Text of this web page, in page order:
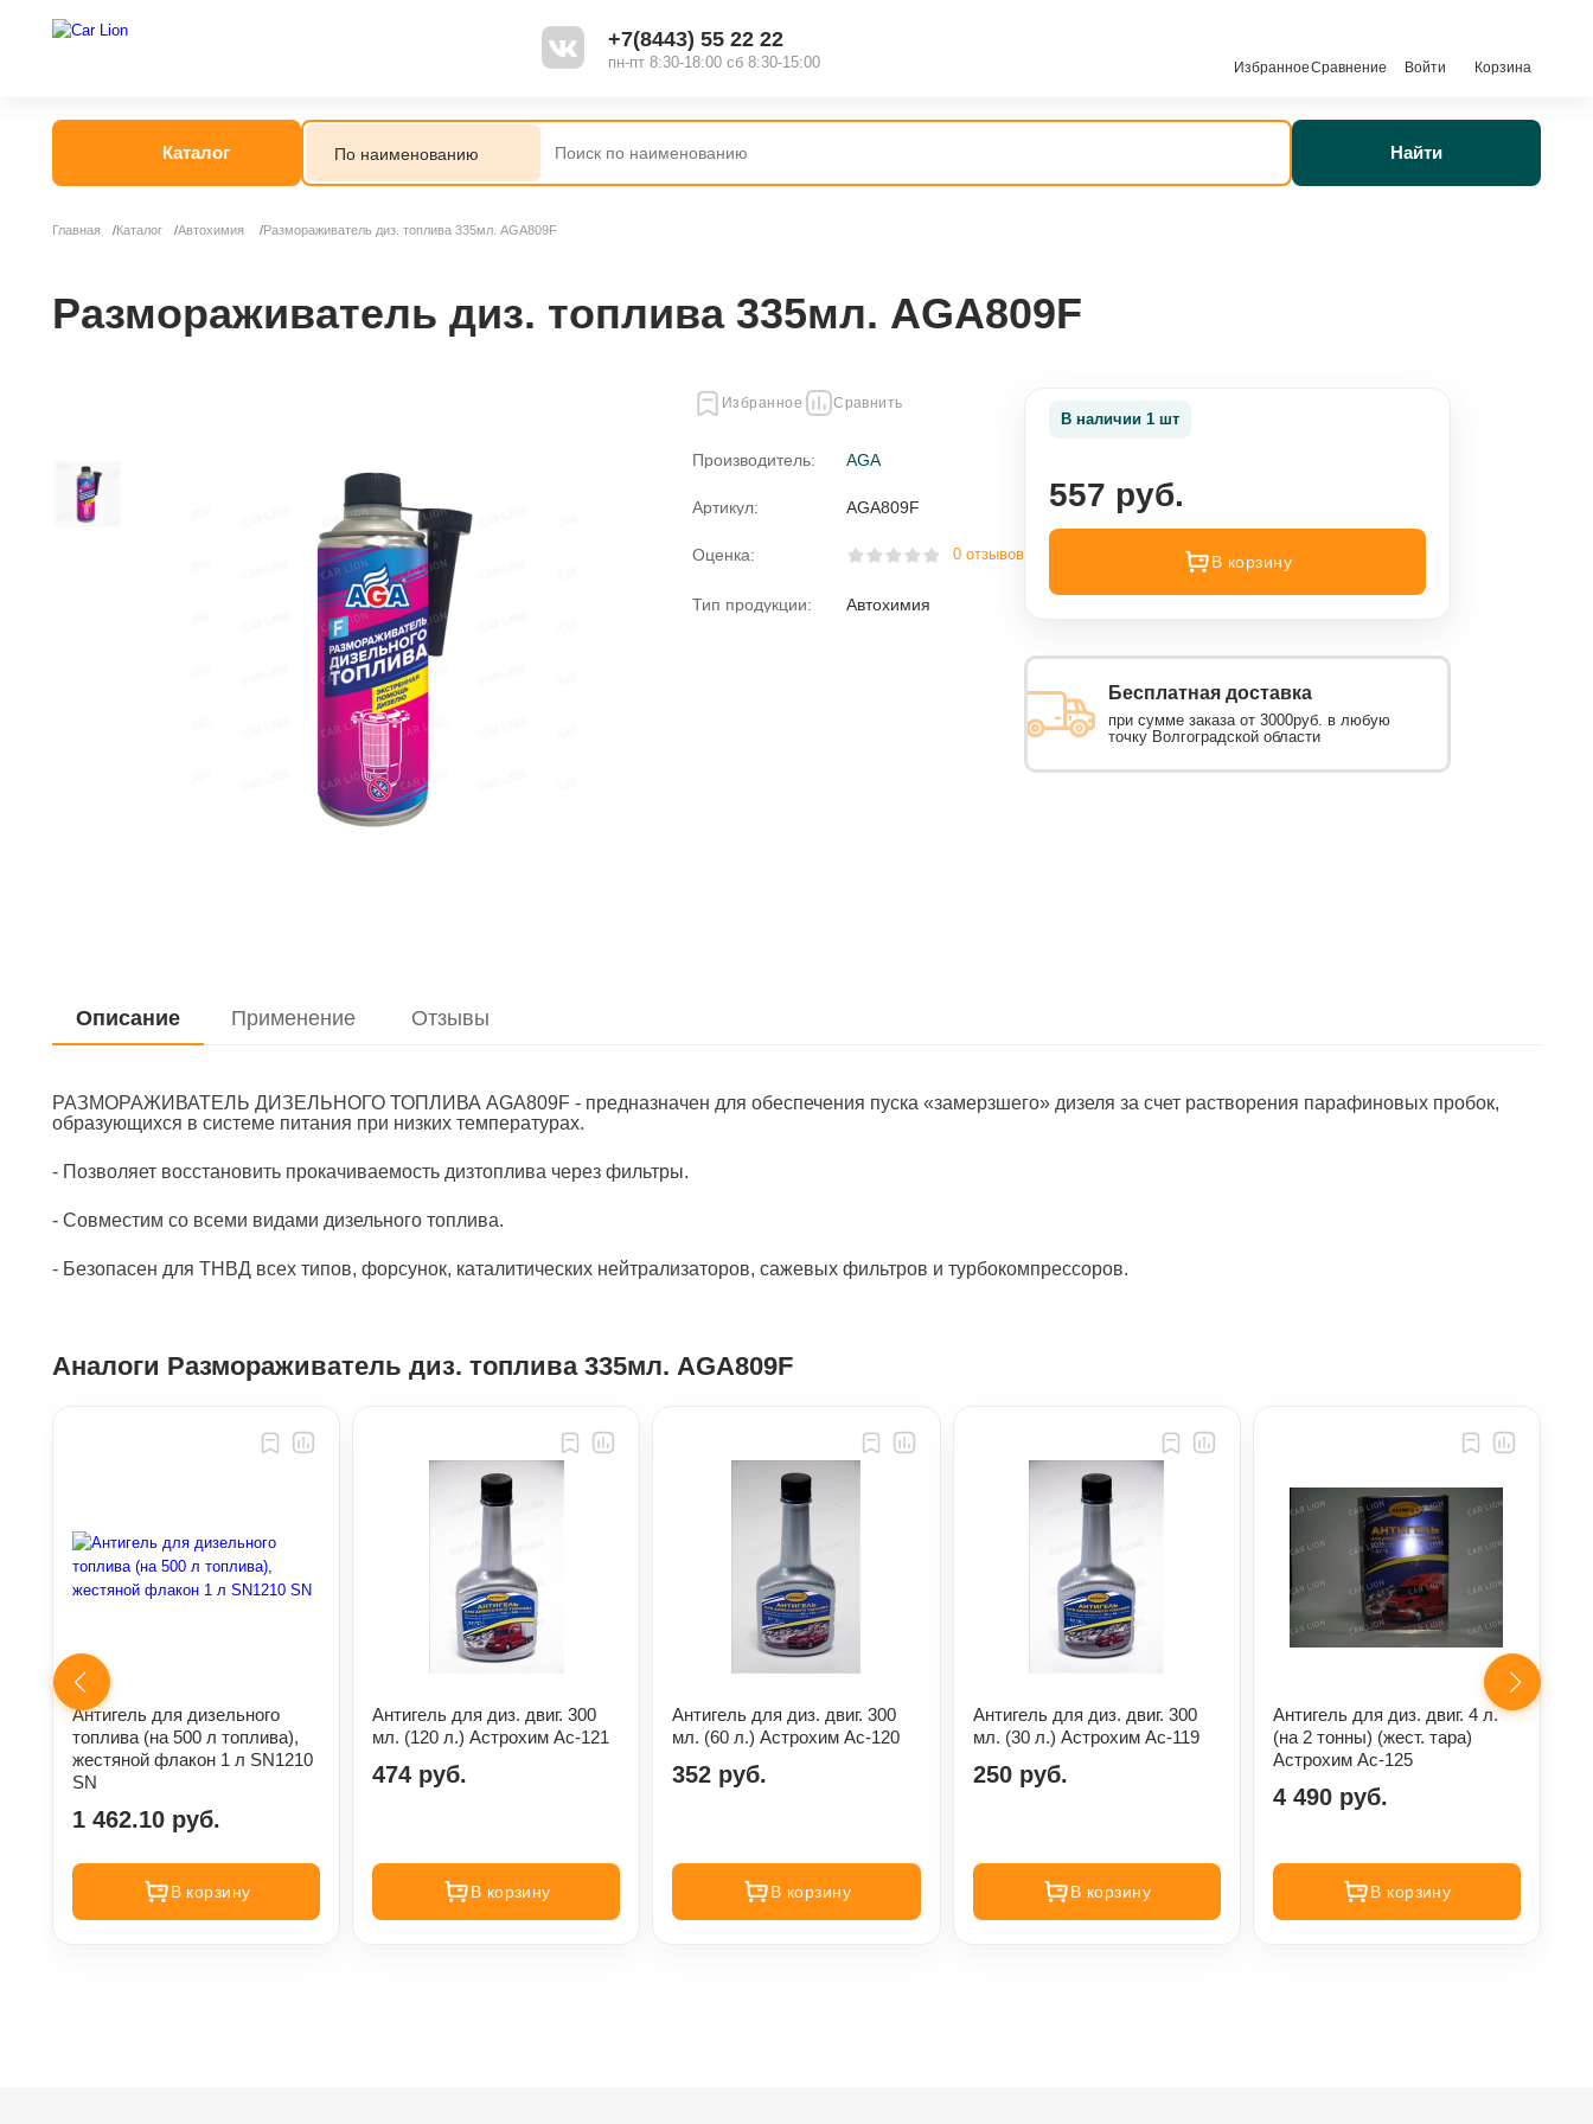
+7(8443) 55 22 22
пн-пт 8:30-18:00 сб 8:30-15:00 ИзбранноеСравнение Войти Корзина
Каталог
Бытовая химия
Дистиллированная вода
Жидкость для розжига
Очистители
Керосин
Закрепитель резьбы
Полироль
Присадки
Смазки
Промывки
Найти
Главная Каталог Автохимия Размораживатель диз. топлива 335мл. AGA809F
Размораживатель диз. топлива 335мл. AGA809F
Избранное Сравнить
Производитель: AGA
Артикул: AGA809F
Оценка: 0 отзывов
Тип продукции: Автохимия
В наличии 1 шт
557 руб.
В корзину
Бесплатная доставка
при сумме заказа от 3000руб. в любую
точку Волгоградской области
Описание Применение Отзывы
РАЗМОРАЖИВАТЕЛЬ ДИЗЕЛЬНОГО ТОПЛИВА AGA809F - предназначен для обеспечения пуска «замерзшего» дизеля за счет растворения парафиновых пробок,
образующихся в системе питания при низких температурах.
- Позволяет восстановить прокачиваемость дизтоплива через фильтры.
- Совместим со всеми видами дизельного топлива.
- Безопасен для ТНВД всех типов, форсунок, каталитических нейтрализаторов, сажевых фильтров и турбокомпрессоров.
Аналоги Размораживатель диз. топлива 335мл. AGA809F
Антигель для дизельного
топлива (на 500 л топлива),
жестяной флакон 1 л SN1210
SN
1 462.10 руб.
В корзину
Антигель для диз. двиг. 300
мл. (120 л.) Астрохим Ас-121
474 руб.
В корзину
Антигель для диз. двиг. 300
мл. (60 л.) Астрохим Ас-120
352 руб.
В корзину
Антигель для диз. двиг. 300
мл. (30 л.) Астрохим Ас-119
250 руб.
В корзину
Антигель для диз. двиг. 4 л.
(на 2 тонны) (жест. тара)
Астрохим Ас-125
4 490 руб.
В корзину